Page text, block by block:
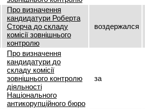
Про визначення
кандидатури Роберта
Сторча до складу
комісії зовнішнього
контролю
воздержался
Про визначення
кандидатури до
складу комісії
зовнішнього контролю
діяльності
Національного
антикорупційного бюро
за